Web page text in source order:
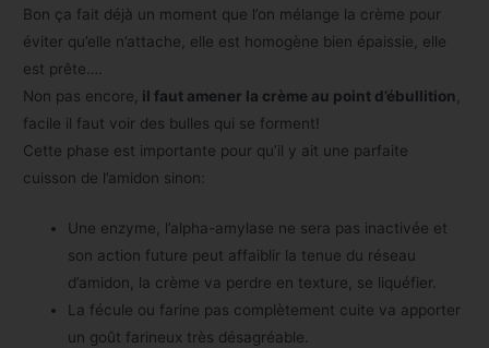
Bon ça fait déjà un moment que l’on mélange la crème pour
éviter qu’elle n’attache, elle est homogène bien épaissie, elle
est prête….
Non pas encore, il faut amener la crème au point d’ébullition
facile il faut voir des bulles qui se forment!
Cette phase est importante pour qu’il y ait une parfaite
cuisson de l’amidon sinon:
Une enzyme, l’alpha-amylase ne sera pas inactivée et
son action future peut affaiblir la tenue du réseau
d’amidon, la crème va perdre en texture, se liquéfier.
La fécule ou farine pas complètement cuite va apporter
un goût farineux très désagréable.